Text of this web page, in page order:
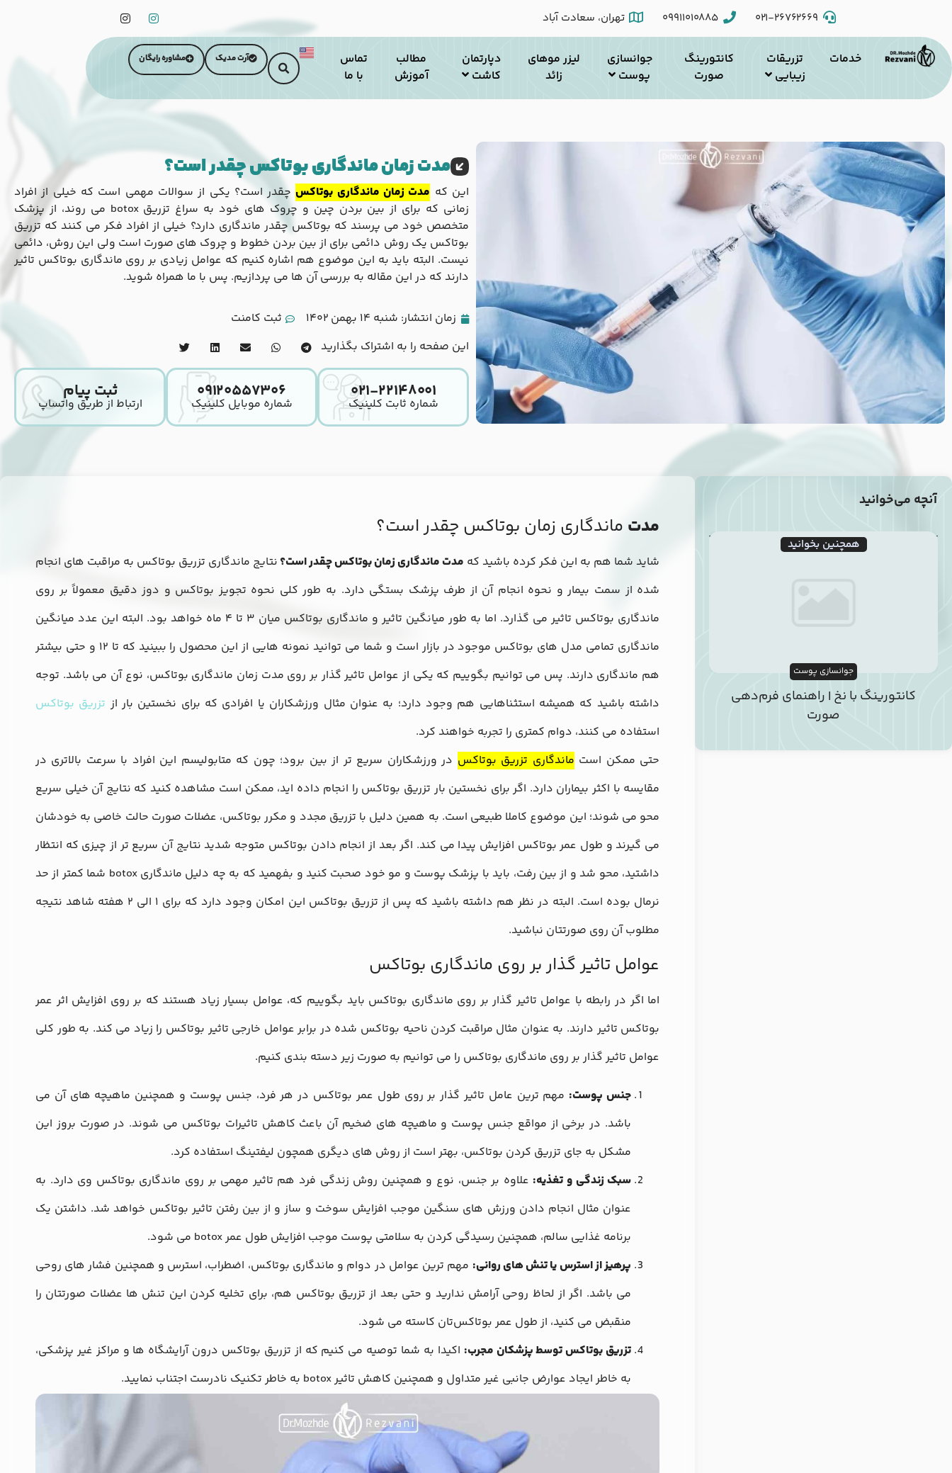
۰۲۱-۲۶۷۶۲۶۶۹ 09911010885 تهران، سعادت آباد
خدمات
تزریقات
زیبایی
کانتورینگ
صورت
جوانسازی
پوست
لیزر موهای
زائد
دپارتمان
کاشت
مطالب
آموزش
تماس
با ما
آرت مدیک مشاوره رایگان
مدت زمان ماندگاری بوتاکس چقدر است؟
این که مدت زمان ماندگاری بوتاکس چقدر است؟ یکی از سوالات مهمی است که خیلی از افراد
زمانی که برای از بین بردن چین و چروک های خود به سراغ تزریق botox می روند، از پزشک
متخصص خود می پرسند که بوتاکس چقدر ماندگاری دارد؟ خیلی از افراد فکر می کنند که تزریق
بوتاکس یک روش دائمی برای از بین بردن خطوط و چروک های صورت است ولی این روش، دائمی
نیست. البته باید به این موضوع هم اشاره کنیم که عوامل زیادی بر روی ماندگاری بوتاکس تاثیر
دارند که در این مقاله به بررسی آن ها می پردازیم. پس با ما همراه شوید.
زمان انتشار: شنبه 14 بهمن 1402
ثبت کامنت
این صفحه را به اشتراک بگذارید
۰۲۱-۲۲۱۴۸۰۰۱
شماره ثابت کلینیک
۰۹۱۲۰۵۵۷۳۰۶
شماره موبایل کلینیک
ثبت پیام
ارتباط از طریق واتساپ
آنچه می‌خوانید
همچنین بخوانید
جوانسازی پوست
کانتورینگ با نخ | راهنمای فرم‌دهی
صورت
مدت ماندگاری زمان بوتاکس چقدر است؟
شاید شما هم به این فکر کرده باشید که مدت ماندگاری زمان بوتاکس چقدر است؟ نتایج ماندگاری تزریق بوتاکس به مراقبت های انجام
شده از سمت بیمار و نحوه انجام آن از طرف پزشک بستگی دارد. به طور کلی نحوه تجویز بوتاکس و دوز دقیق معمولاً بر روی
ماندگاری بوتاکس تاثیر می گذارد. اما به طور میانگین تاثیر و ماندگاری بوتاکس میان 3 تا 4 ماه خواهد بود. البته این عدد میانگین
ماندگاری تمامی مدل های بوتاکس موجود در بازار است و شما می توانید نمونه هایی از این محصول را ببینید که تا ۱۲ و حتی بیشتر
هم ماندگاری دارند. پس می توانیم بگوییم که یکی از عوامل تاثیر گذار بر روی مدت زمان ماندگاری بوتاکس، نوع آن می باشد. توجه
داشته باشید که همیشه استثناهایی هم وجود دارد؛ به عنوان مثال ورزشکاران یا افرادی که برای نخستین بار از تزریق بوتاکس
استفاده می کنند، دوام کمتری را تجربه خواهند کرد.
حتی ممکن است ماندگاری تزریق بوتاکس در ورزشکاران سریع تر از بین برود؛ چون که متابولیسم این افراد با سرعت بالاتری در
مقایسه با اکثر بیماران دارد. اگر برای نخستین بار تزریق بوتاکس را انجام داده اید، ممکن است مشاهده کنید که نتایج آن خیلی سریع
محو می شوند؛ این موضوع کاملا طبیعی است. به همین دلیل با تزریق مجدد و مکرر بوتاکس، عضلات صورت حالت خاصی به خودشان
می‌ گیرند و طول عمر بوتاکس افزایش پیدا می کند. اگر بعد از انجام دادن بوتاکس متوجه شدید نتایج آن سریع تر از چیزی که انتظار
داشتید، محو شد و از بین رفت، باید با پزشک پوست و مو خود صحبت کنید و بفهمید که به چه دلیل ماندگاری botox شما کمتر از حد
نرمال بوده است. البته در نظر هم داشته باشید که پس از تزریق بوتاکس این امکان وجود دارد که برای 1 الی 2 هفته شاهد نتیجه
مطلوب آن روی صورتتان نباشید.
عوامل تاثیر گذار بر روی ماندگاری بوتاکس
اما اگر در رابطه با عوامل تاثیر گذار بر روی ماندگاری بوتاکس باید بگوییم که، عوامل بسیار زیاد هستند که بر روی افزایش اثر عمر
بوتاکس تاثیر دارند. به عنوان مثال مراقبت کردن ناحیه بوتاکس شده در برابر عوامل خارجی تاثیر بوتاکس را زیاد می کند. به طور کلی
عوامل تاثیر گذار بر روی ماندگاری بوتاکس را می توانیم به صورت زیر دسته بندی کنیم.
جنس پوست: مهم ترین عامل تاثیر گذار بر روی طول عمر بوتاکس در هر فرد، جنس پوست و همچنین ماهیچه های آن می
باشد. در برخی از مواقع جنس پوست و ماهیچه های ضخیم آن باعث کاهش تاثیرات بوتاکس می‌ شوند. در صورت بروز این
مشکل به جای تزریق کردن بوتاکس، بهتر است از روش های دیگری همچون لیفتینگ استفاده کرد.
سبک زندگی و تغذیه: علاوه بر جنس، نوع و همچنین روش زندگی فرد هم تاثیر مهمی بر روی ماندگاری بوتاکس وی دارد. به
عنوان مثال انجام دادن ورزش‌ های سنگین موجب افزایش سوخت و ساز و از بین رفتن تاثیر بوتاکس خواهد شد. داشتن یک
برنامه غذایی سالم، همچنین رسیدگی کردن به سلامتی پوست موجب افزایش طول عمر botox می شود.
پرهیز از استرس یا تنش‌ های روانی: مهم ترین عوامل در دوام و ماندگاری بوتاکس، اضطراب، استرس و همچنین فشار های روحی
می باشد. اگر از لحاظ روحی آرامش ندارید و حتی بعد از تزریق بوتاکس هم، برای تخلیه کردن این تنش‌ ها عضلات صورتتان را
منقبض می کنید، از طول عمر بوتاکس‌تان کاسته می شود.
تزریق بوتاکس توسط پزشکان مجرب: اکیدا به شما توصیه می کنیم که از تزریق بوتاکس درون آرایشگاه‌ ها و مراکز غیر پزشکی،
به خاطر ایجاد عوارض جانبی غیر متداول و همچنین کاهش تاثیر botox به خاطر تکنیک نادرست اجتناب نمایید.